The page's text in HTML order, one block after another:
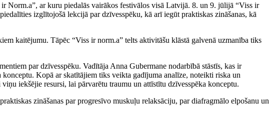
Norm.a”, ar kuru piedalās vairākos festivālos visā Latvijā. 8. un 9. jūlijā “Viss ir
izglītojošā lekcijā par dzīvesspēku, kā arī iegūt praktiskas zināšanas, kā
kaitējumu. Tāpēc “Viss ir norm.a” telts aktivitāšu klāstā galvenā uzmanība tiks
par dzīvesspēku. Vadītāja Anna Gubermane nodarbībā stāstīs, kas ir
Kopā ar skatītājiem tiks veikta gadījuma analīze, noteikti riska un
iekšējie resursi, lai pārvarētu traumu un attīstītu dzīvesspēka konceptu.
zināšanas par progresīvo muskuļu relaksāciju, par diafragmālo elpošanu un